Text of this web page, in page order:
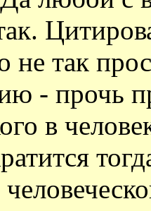
не так
- прочь
в